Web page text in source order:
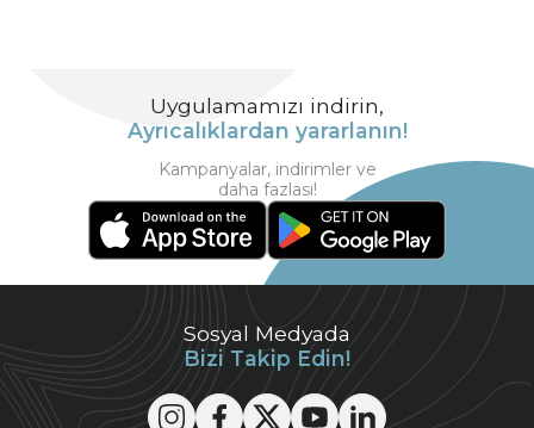
Sosyal Medyada
Bizi Takip Edin!
Uygulamamızı indirin,
Ayrıcalıklardan yararlanın!
Kampanyalar, indirimler ve
daha fazlası!